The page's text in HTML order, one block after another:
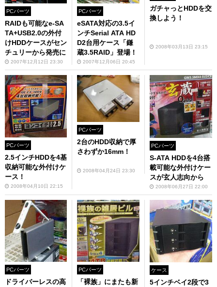
PCパーツ
RAIDも可能なe-SA
TA+USB2.0の外付
けHDDケースがセン
チュリーから発売に
2007年12月12日 23:30
PCパーツ
eSATA対応の3.5イ
ンチSerial ATA HD
D2台用ケース「鎌
蔵3.5RAID」登場！
2007年12月06日 20:45
ガチャっとHDDを交
換しよう！
2008年03月13日 23:15
PCパーツ
2.5インチHDDを4基
収納可能な外付けケ
ース！
2008年04月10日 22:15
PCパーツ
2台のHDD収納で厚
さわずか16mm！
2008年04月24日 23:30
PCパーツ
S-ATA HDDを4台搭
載可能な外付けケー
スが玄人志向から
2008年06月27日 22:00
PCパーツ
ドライバーレスの高
PCパーツ
「裸族」にまたも新
ケース
5インチベイ2段で3